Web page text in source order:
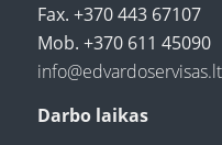
Fax. +370 443 67107
Mob. +370 611 45090
info@edvardoservisas.lt
Darbo laikas